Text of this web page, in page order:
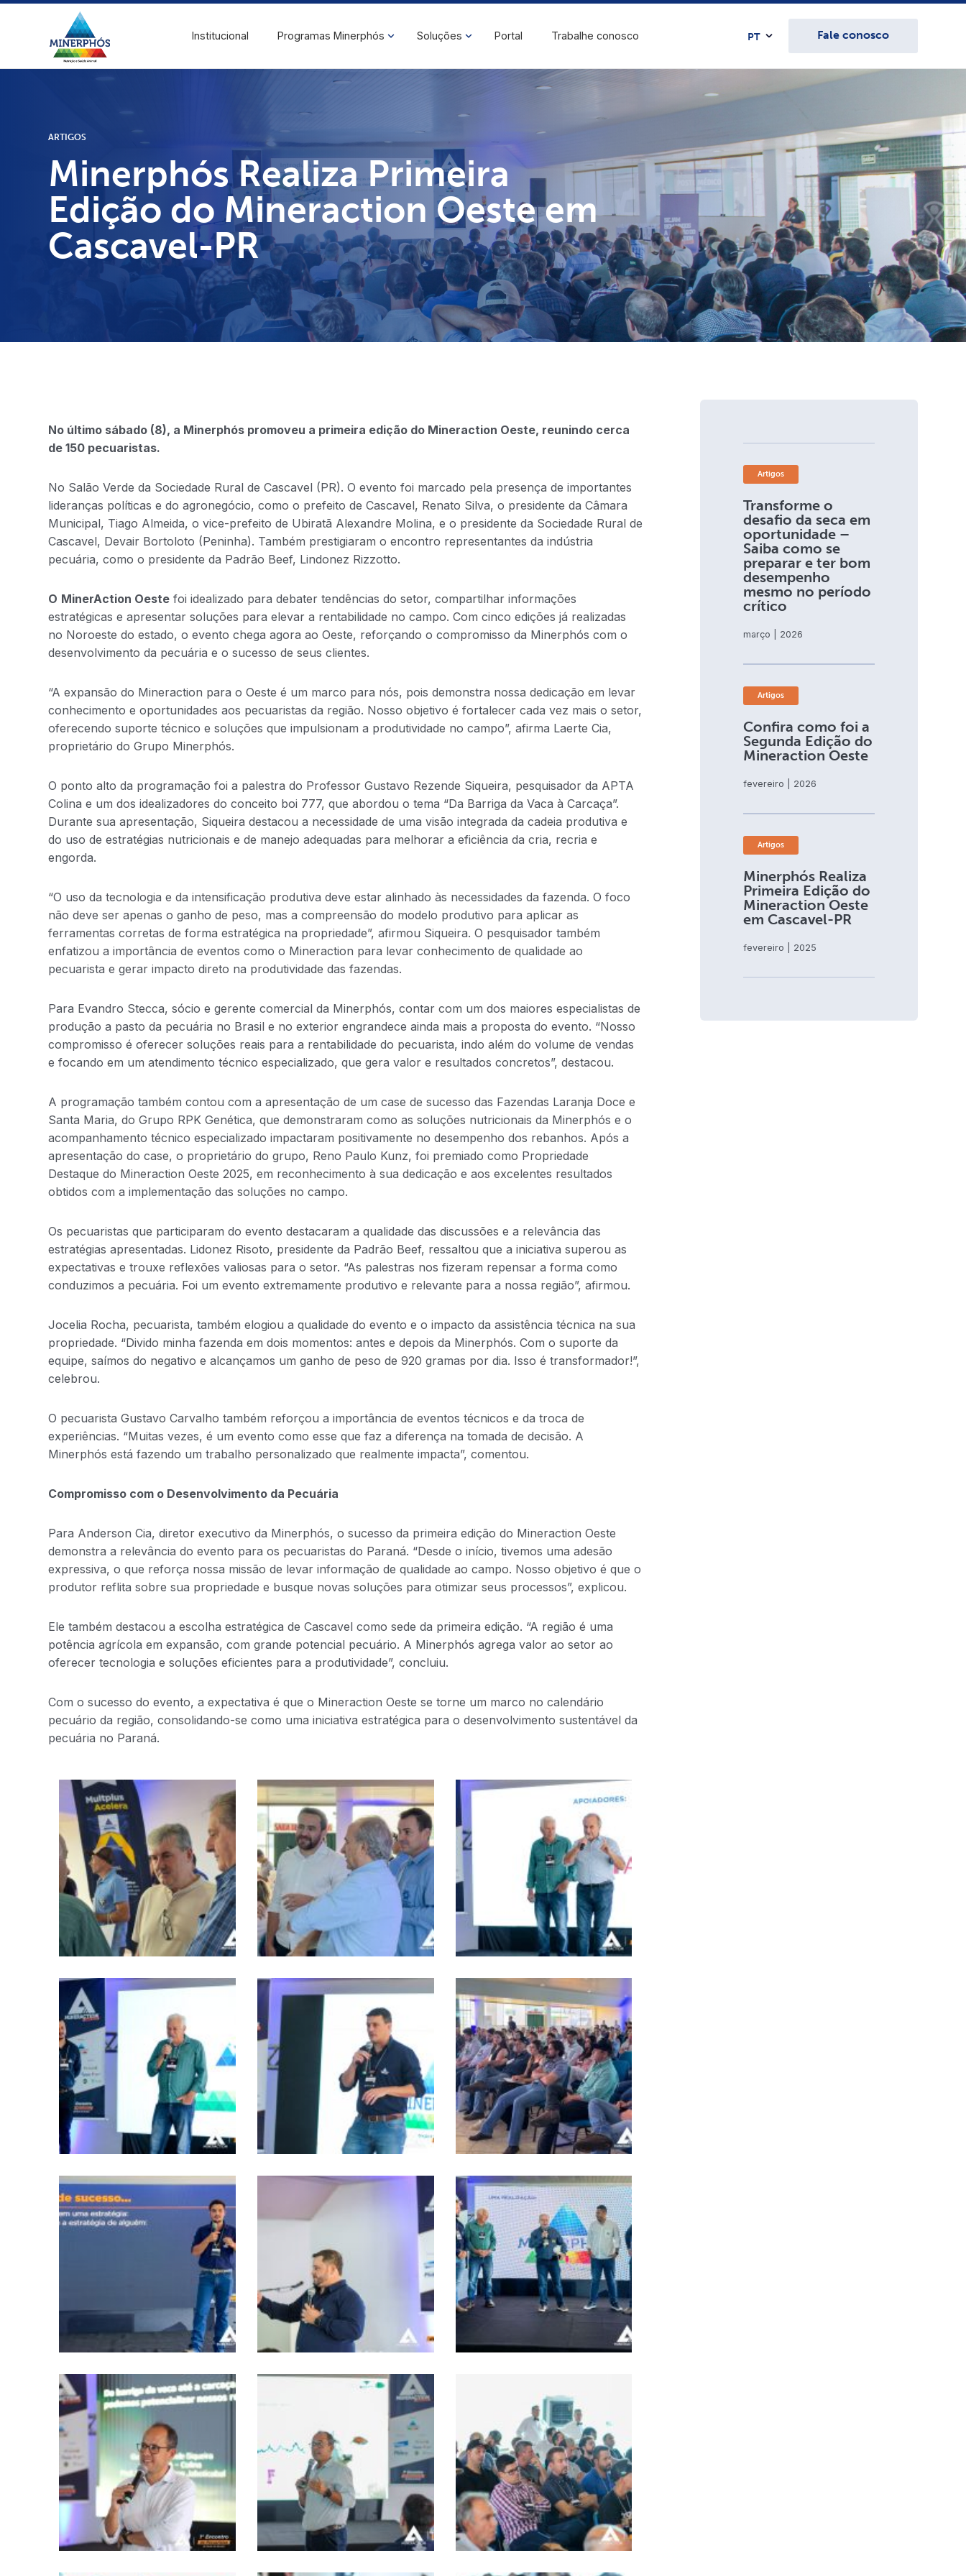
Fale conosco
PT
Institucional Programas Minerphós Soluções Portal Trabalhe conosco
ARTIGOS
Minerphós Realiza Primeira
Edição do Mineraction Oeste em
Cascavel-PR
No último sábado (8), a Minerphós promoveu a primeira edição do Mineraction Oeste, reunindo cerca
de 150 pecuaristas.
No Salão Verde da Sociedade Rural de Cascavel (PR). O evento foi marcado pela presença de importantes
lideranças políticas e do agronegócio, como o prefeito de Cascavel, Renato Silva, o presidente da Câmara
Municipal, Tiago Almeida, o vice-prefeito de Ubiratã Alexandre Molina, e o presidente da Sociedade Rural de
Cascavel, Devair Bortoloto (Peninha). Também prestigiaram o encontro representantes da indústria
pecuária, como o presidente da Padrão Beef, Lindonez Rizzotto.
O MinerAction Oeste foi idealizado para debater tendências do setor, compartilhar informações
estratégicas e apresentar soluções para elevar a rentabilidade no campo. Com cinco edições já realizadas
no Noroeste do estado, o evento chega agora ao Oeste, reforçando o compromisso da Minerphós com o
desenvolvimento da pecuária e o sucesso de seus clientes.
“A expansão do Mineraction para o Oeste é um marco para nós, pois demonstra nossa dedicação em levar
conhecimento e oportunidades aos pecuaristas da região. Nosso objetivo é fortalecer cada vez mais o setor,
oferecendo suporte técnico e soluções que impulsionam a produtividade no campo”, afirma Laerte Cia,
proprietário do Grupo Minerphós.
O ponto alto da programação foi a palestra do Professor Gustavo Rezende Siqueira, pesquisador da APTA
Colina e um dos idealizadores do conceito boi 777, que abordou o tema “Da Barriga da Vaca à Carcaça”.
Durante sua apresentação, Siqueira destacou a necessidade de uma visão integrada da cadeia produtiva e
do uso de estratégias nutricionais e de manejo adequadas para melhorar a eficiência da cria, recria e
engorda.
“O uso da tecnologia e da intensificação produtiva deve estar alinhado às necessidades da fazenda. O foco
não deve ser apenas o ganho de peso, mas a compreensão do modelo produtivo para aplicar as
ferramentas corretas de forma estratégica na propriedade”, afirmou Siqueira. O pesquisador também
enfatizou a importância de eventos como o Mineraction para levar conhecimento de qualidade ao
pecuarista e gerar impacto direto na produtividade das fazendas.
Para Evandro Stecca, sócio e gerente comercial da Minerphós, contar com um dos maiores especialistas de
produção a pasto da pecuária no Brasil e no exterior engrandece ainda mais a proposta do evento. “Nosso
compromisso é oferecer soluções reais para a rentabilidade do pecuarista, indo além do volume de vendas
e focando em um atendimento técnico especializado, que gera valor e resultados concretos”, destacou.
A programação também contou com a apresentação de um case de sucesso das Fazendas Laranja Doce e
Santa Maria, do Grupo RPK Genética, que demonstraram como as soluções nutricionais da Minerphós e o
acompanhamento técnico especializado impactaram positivamente no desempenho dos rebanhos. Após a
apresentação do case, o proprietário do grupo, Reno Paulo Kunz, foi premiado como Propriedade
Destaque do Mineraction Oeste 2025, em reconhecimento à sua dedicação e aos excelentes resultados
obtidos com a implementação das soluções no campo.
Os pecuaristas que participaram do evento destacaram a qualidade das discussões e a relevância das
estratégias apresentadas. Lidonez Risoto, presidente da Padrão Beef, ressaltou que a iniciativa superou as
expectativas e trouxe reflexões valiosas para o setor. “As palestras nos fizeram repensar a forma como
conduzimos a pecuária. Foi um evento extremamente produtivo e relevante para a nossa região”, afirmou.
Jocelia Rocha, pecuarista, também elogiou a qualidade do evento e o impacto da assistência técnica na sua
propriedade. “Divido minha fazenda em dois momentos: antes e depois da Minerphós. Com o suporte da
equipe, saímos do negativo e alcançamos um ganho de peso de 920 gramas por dia. Isso é transformador!”,
celebrou.
O pecuarista Gustavo Carvalho também reforçou a importância de eventos técnicos e da troca de
experiências. “Muitas vezes, é um evento como esse que faz a diferença na tomada de decisão. A
Minerphós está fazendo um trabalho personalizado que realmente impacta”, comentou.
Compromisso com o Desenvolvimento da Pecuária
Para Anderson Cia, diretor executivo da Minerphós, o sucesso da primeira edição do Mineraction Oeste
demonstra a relevância do evento para os pecuaristas do Paraná. “Desde o início, tivemos uma adesão
expressiva, o que reforça nossa missão de levar informação de qualidade ao campo. Nosso objetivo é que o
produtor reflita sobre sua propriedade e busque novas soluções para otimizar seus processos”, explicou.
Ele também destacou a escolha estratégica de Cascavel como sede da primeira edição. “A região é uma
potência agrícola em expansão, com grande potencial pecuário. A Minerphós agrega valor ao setor ao
oferecer tecnologia e soluções eficientes para a produtividade”, concluiu.
Com o sucesso do evento, a expectativa é que o Mineraction Oeste se torne um marco no calendário
pecuário da região, consolidando-se como uma iniciativa estratégica para o desenvolvimento sustentável da
pecuária no Paraná.
Artigos
Transforme o
desafio da seca em
oportunidade –
Saiba como se
preparar e ter bom
desempenho
mesmo no período
crítico
março | 2026
Artigos
Confira como foi a
Segunda Edição do
Mineraction Oeste
fevereiro | 2026
Artigos
Minerphós Realiza
Primeira Edição do
Mineraction Oeste
em Cascavel-PR
fevereiro | 2025